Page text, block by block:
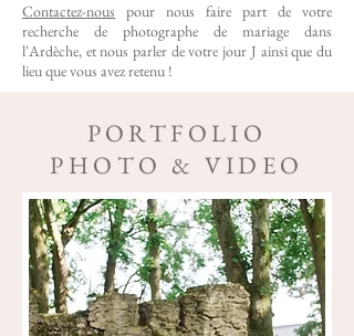
Contactez-nous pour nous faire part de votre
recherche de photographe de mariage dans
l'Ardèche, et nous parler de votre jour J ainsi que du
lieu que vous avez retenu !
PORTFOLIO
PHOTO & VIDEO